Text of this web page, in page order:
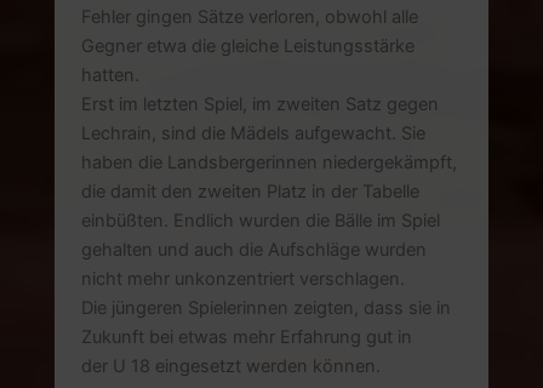
Fehler gingen Sätze verloren, obwohl alle
Gegner etwa die gleiche Leistungsstärke
hatten.
Erst im letzten Spiel, im zweiten Satz gegen
Lechrain, sind die Mädels aufgewacht. Sie
haben die Landsbergerinnen niedergekämpft,
die damit den zweiten Platz in der Tabelle
einbüßten. Endlich wurden die Bälle im Spiel
gehalten und auch die Aufschläge wurden
nicht mehr unkonzentriert verschlagen.
Die jüngeren Spielerinnen zeigten, dass sie in
Zukunft bei etwas mehr Erfahrung gut in
der U 18 eingesetzt werden können.